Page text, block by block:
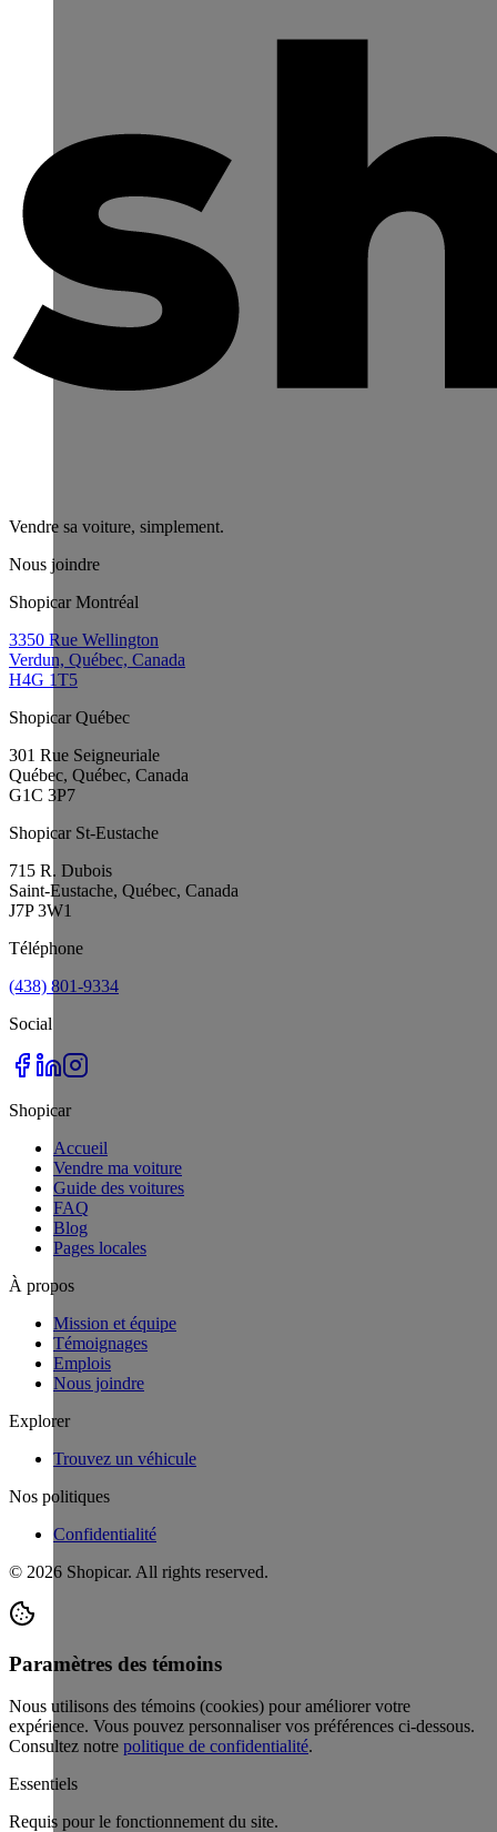
Vendre sa voiture, simplement.
Nous joindre
Shopicar Montréal
3350 Rue Wellington
Verdun, Québec, Canada
H4G 1T5
Shopicar Québec
301 Rue Seigneuriale
Québec, Québec, Canada
G1C 3P7
Shopicar St-Eustache
715 R. Dubois
Saint-Eustache, Québec, Canada
J7P 3W1
Téléphone
(438) 801-9334
Social
Shopicar
Accueil
Vendre ma voiture
Guide des voitures
FAQ
Blog
Pages locales
À propos
Mission et équipe
Témoignages
Emplois
Nous joindre
Explorer
Trouvez un véhicule
Nos politiques
Confidentialité
© 2026 Shopicar. All rights reserved.
Paramètres des témoins
Nous utilisons des témoins (cookies) pour améliorer votre
expérience. Vous pouvez personnaliser vos préférences ci-dessous.
Consultez notre politique de confidentialité.
Essentiels
Requis pour le fonctionnement du site.